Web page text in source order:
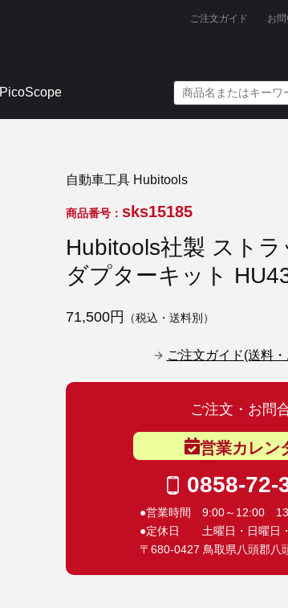
ご注文ガイド お
PicoScope
自動車工具 Hubitools
商品番号： sks15185
Hubitools社製 スト
ダプターキット
71,500円 （税込・送料別）
ご注文ガイド(送料
ご注文・お問
営業カレン
0858-72-
●営業時間 9:00～12:00
●定休日 土曜日・日曜日
〒680-0427 鳥取県八頭郡八